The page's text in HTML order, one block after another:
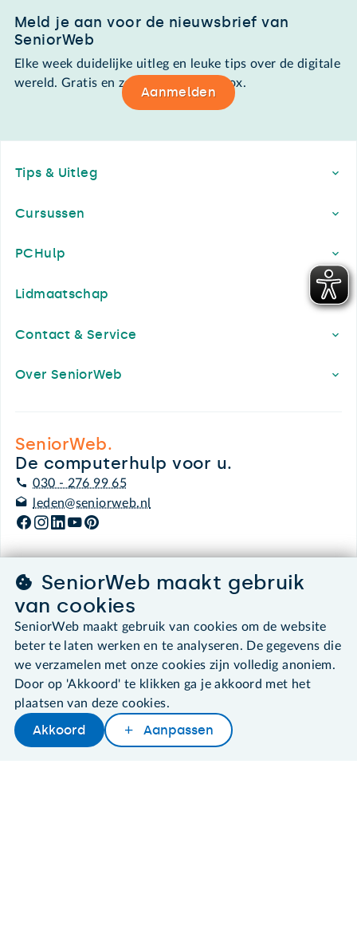
Later lezen Delen Woordenboek
Meld je aan voor de nieuwsbrief van
SeniorWeb
Elke week duidelijke uitleg en leuke tips over de digitale
wereld. Gratis en zomaar in de mailbox.
Aanmelden
Tips & Uitleg
Cursussen
PCHulp
Lidmaatschap
Contact & Service
Over SeniorWeb
SeniorWeb.
De computerhulp voor u.
030 - 276 99 65
leden@seniorweb.nl
©2026 SeniorWeb
Algemene voorwaarden
Cookies en cookie-instellingen
Disclaimer
Privacybeleid
About SeniorWeb
SeniorWeb maakt gebruik
van cookies
SeniorWeb maakt gebruik van cookies om de website
beter te laten werken en te analyseren. De gegevens die
we verzamelen met onze cookies zijn volledig anoniem.
Door op 'Akkoord' te klikken ga je akkoord met het
plaatsen van deze cookies.
Akkoord Aanpassen